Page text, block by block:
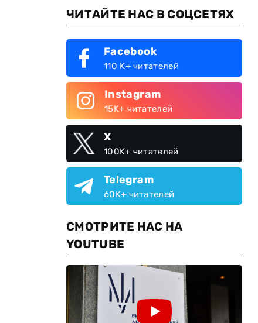
ЧИТАЙТЕ НАС В СОЦСЕТЯХ
Facebook
110 K+ читателей
Instagram
15K+ читателей
X
100K+ читателей
Telegram
60K+ читателей
СМОТРИТЕ НАС НА
YOUTUBE